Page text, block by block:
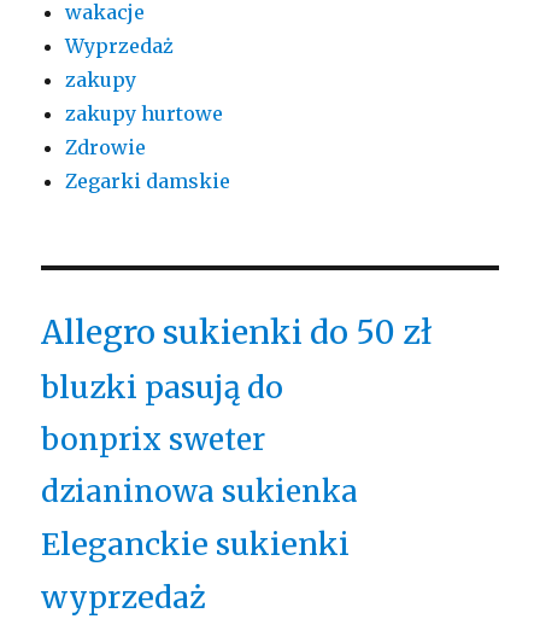
wakacje
Wyprzedaż
zakupy
zakupy hurtowe
Zdrowie
Zegarki damskie
Allegro sukienki do 50 zł
bluzki pasują do
bonprix sweter
dzianinowa sukienka
Eleganckie sukienki
wyprzedaż